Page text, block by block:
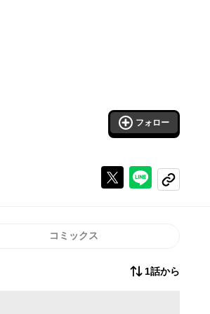
フォロー
Xで投稿する
ラインでシ
コピーする
コミックス
1話から